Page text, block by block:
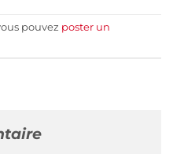
pouvez poster un